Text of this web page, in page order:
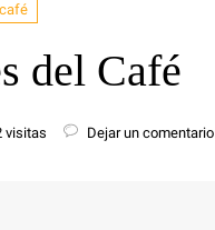
del Café
visitas Dejar un comentario